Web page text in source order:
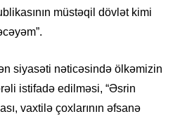
müstəqil dövlət kimi
siyasəti nəticəsində ölkəmizin
istifadə edilməsi, “Əsrin
vaxtilə çoxlarının əfsanə